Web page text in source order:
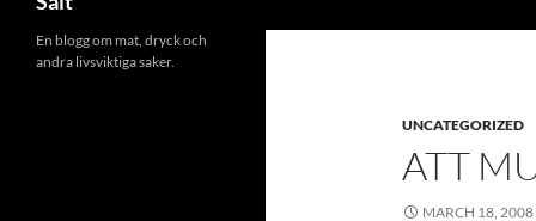
UNCATEGORIZED
ATT
MARCH 18, 2008
En blogg om mat, dryck och
andra livsviktiga saker.